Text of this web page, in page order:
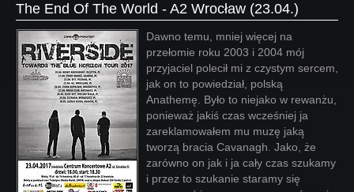
The End Of The World - A2 Wrocław (23.04.)
Dawno temu, mniej więcej na
przełomie roku 2003 i 2004 mój
przyjaciel polecił mi z czystym sercem,
jak on to powiedział, polską
Anathemę. Było to niejako w rewanżu,
ponieważ jakiś czas wcześniej ja
zareklamowałem mu muzę jaką
tworzą bracia Cavanagh. Jako, że
zarówno on jak i ja cały czas szukamy
i przez to szukanie staramy się